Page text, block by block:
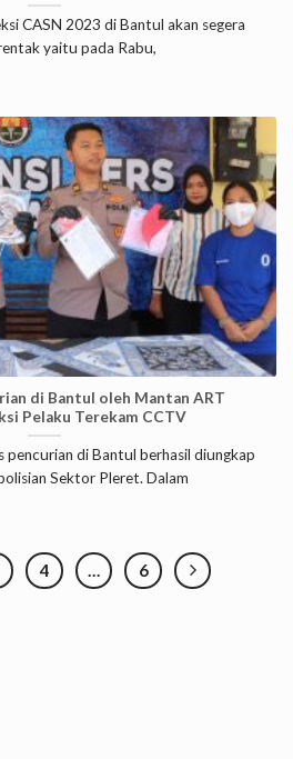
CASN 2023 di Bantul akan segera
yaitu pada Rabu,
di Bantul oleh Mantan ART
Pelaku Terekam CCTV
pencurian di Bantul berhasil diungkap
Sektor Pleret. Dalam
4 … 6